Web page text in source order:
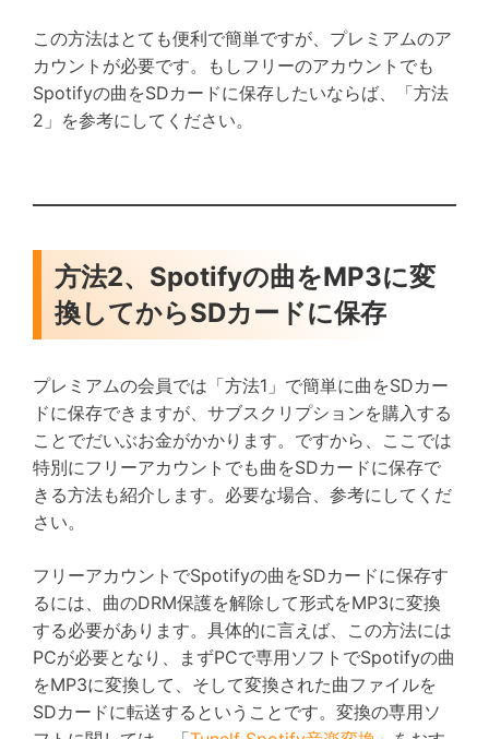
この方法はとても便利で簡単ですが、プレミアムのア
カウントが必要です。もしフリーのアカウントでも
Spotifyの曲をSDカードに保存したいならば、「方法
2」を参考にしてください。
方法2、Spotifyの曲をMP3に変
換してからSDカードに保存
プレミアムの会員では「方法1」で簡単に曲をSDカー
ドに保存できますが、サブスクリプションを購入する
ことでだいぶお金がかかります。ですから、ここでは
特別にフリーアカウントでも曲をSDカードに保存で
きる方法も紹介します。必要な場合、参考にしてくだ
さい。
フリーアカウントでSpotifyの曲をSDカードに保存す
るには、曲のDRM保護を解除して形式をMP3に変換
する必要があります。具体的に言えば、この方法には
PCが必要となり、まずPCで専用ソフトでSpotifyの曲
をMP3に変換して、そして変換された曲ファイルを
SDカードに転送するということです。変換の専用ソ